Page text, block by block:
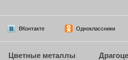
ВКонтакте Одноклассники
Цветные металлы